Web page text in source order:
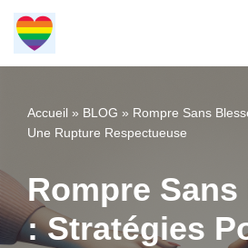
Aller
au
Accueil » BLOG » Rompre Sans
Une Rupture Respectueuse
Rompre
: Stratégies